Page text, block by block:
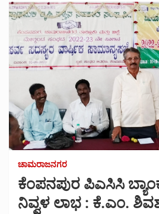
ಚಾಮರಾಜನಗರ
ಕೆಂಪನಪುರ ಪಿಎಸಿಸಿ
ನಿವ್ವಳ ಲಾಭ : ಕೆ.ಎಂ.